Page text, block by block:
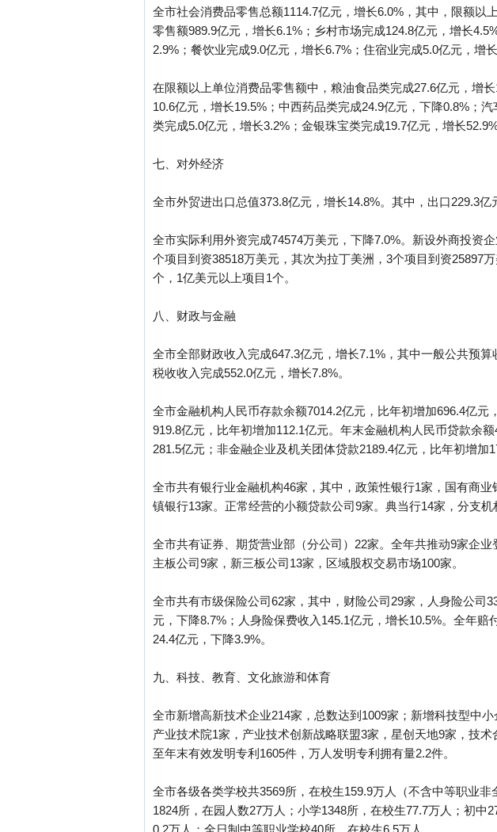
全市社会消费品零售总额1114.7亿元，增长6.0%，其中，限额
零售额989.9亿元，增长6.1%；乡村市场完成124.8亿元，增长
2.9%；餐饮业完成9.0亿元，增长6.7%；住宿业完成5.0亿元，增长
在限额以上单位消费品零售额中，粮油食品类完成27.6亿元，增
10.6亿元，增长19.5%；中西药品类完成24.9亿元，下降0.8%；
类完成5.0亿元，增长3.2%；金银珠宝类完成19.7亿元，增长
七、对外经济
全市外贸进出口总值373.8亿元，增长14.8%。其中，出口229.3亿
全市实际利用外资完成74574万美元，下降7.0%。新设外商投资
个项目到资38518万美元，其次为拉丁美洲，3个项目到资25897
个，1亿美元以上项目1个。
八、财政与金融
全市全部财政收入完成647.3亿元，增长7.1%，其中一般公共预
税收收入完成552.0亿元，增长7.8%。
全市金融机构人民币存款余额7014.2亿元，比年初增加696.4亿
919.8亿元，比年初增加112.1亿元。年末金融机构人民币贷款余
281.5亿元；非金融企业及机关团体贷款2189.4亿元，比年初增加
全市共有银行业金融机构46家，其中，政策性银行1家，国有商
镇银行13家。正常经营的小额贷款公司9家。典当行14家，分支机
全市共有证券、期货营业部（分公司）22家。全年共推动9家企
主板公司9家，新三板公司13家，区域股权交易市场100家。
全市共有市级保险公司62家，其中，财险公司29家，人身险公司
元，下降8.7%；人身险保费收入145.1亿元，增长10.5%。全年
24.4亿元，下降3.9%。
九、科技、教育、文化旅游和体育
全市新增高新技术企业214家，总数达到1009家；新增科技型中
产业技术院1家，产业技术创新战略联盟3家，星创天地9家，技
至年末有效发明专利1605件，万人发明专利拥有量2.2件。
全市各级各类学校共3569所，在校生159.9万人（不含中等职业
1824所，在园人数27万人；小学1348所，在校生77.7万人；初
0.2万人；全日制中等职业学校40所，在校生6.5万人。